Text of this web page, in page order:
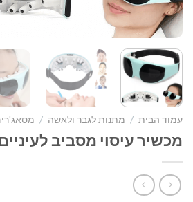
עמוד הבית / מתנות לגבר ולאשה /
מכשיר עיסוי מסביב לעיניים